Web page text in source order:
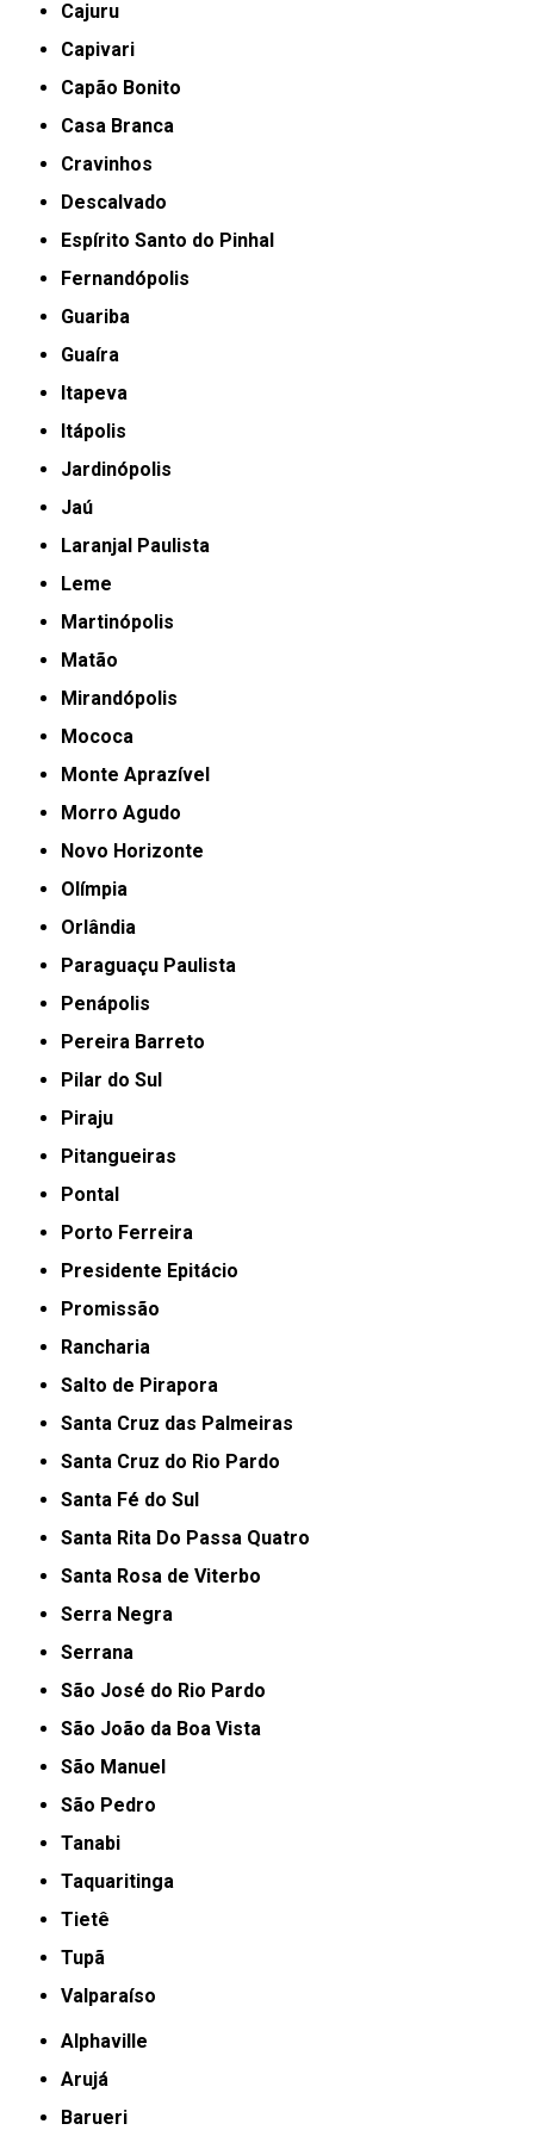
Cajuru
Capivari
Capão Bonito
Casa Branca
Cravinhos
Descalvado
Espírito Santo do Pinhal
Fernandópolis
Guariba
Guaíra
Itapeva
Itápolis
Jardinópolis
Jaú
Laranjal Paulista
Leme
Martinópolis
Matão
Mirandópolis
Mococa
Monte Aprazível
Morro Agudo
Novo Horizonte
Olímpia
Orlândia
Paraguaçu Paulista
Penápolis
Pereira Barreto
Pilar do Sul
Piraju
Pitangueiras
Pontal
Porto Ferreira
Presidente Epitácio
Promissão
Rancharia
Salto de Pirapora
Santa Cruz das Palmeiras
Santa Cruz do Rio Pardo
Santa Fé do Sul
Santa Rita Do Passa Quatro
Santa Rosa de Viterbo
Serra Negra
Serrana
São José do Rio Pardo
São João da Boa Vista
São Manuel
São Pedro
Tanabi
Taquaritinga
Tietê
Tupã
Valparaíso
Alphaville
Arujá
Barueri